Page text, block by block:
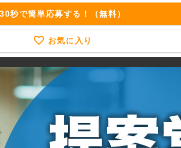
30秒で簡単応募する！（無料）
お気に入り